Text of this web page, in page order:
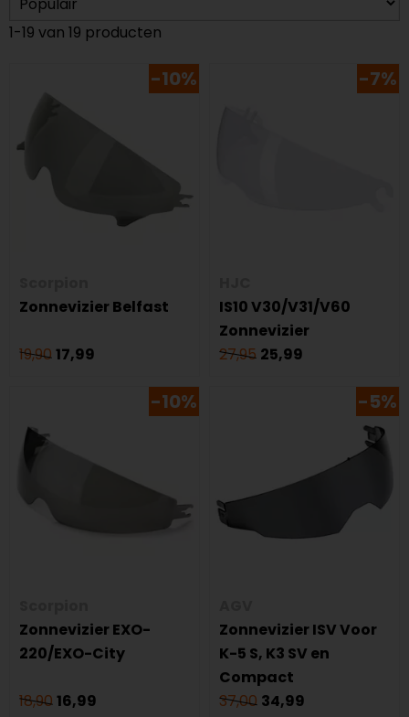
1-19 van 19 producten
-10%
Zonnevizier Belfast
19,9017,99
-7%
IS10 V30/V31/V60
Zonnevizier
27,95 25,99
-10%
Zonnevizier EXO-
220/EXO-City
18,9016,99
-5%
Zonnevizier ISV Voor
K-5 S, K3 SV en
Compact
37,00 34,99